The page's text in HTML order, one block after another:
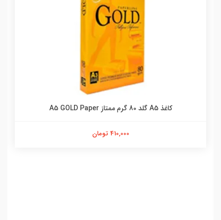
کاغذ A5 گلد 80 گرم ممتاز A5 GOLD Paper
410,000 تومان